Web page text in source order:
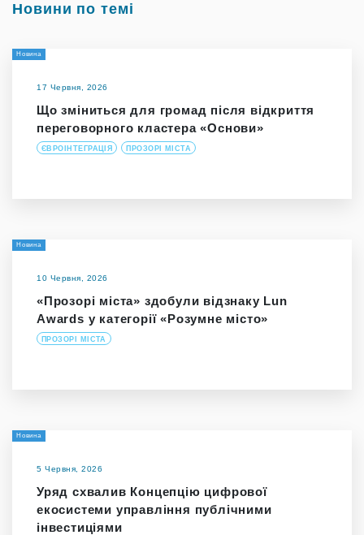
Новини по темі
Новина
17 Червня, 2026
Що зміниться для громад після відкриття
переговорного кластера «Основи»
ЄВРОІНТЕГРАЦІЯ ПРОЗОРІ МІСТА
Новина
10 Червня, 2026
«Прозорі міста» здобули відзнаку Lun
Awards у категорії «Розумне місто»
ПРОЗОРІ МІСТА
Новина
5 Червня, 2026
Уряд схвалив Концепцію цифрової
екосистеми управління публічними
інвестиціями